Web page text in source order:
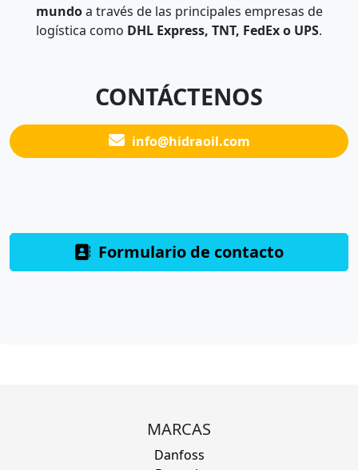
mundoa través de las principales empresas de
logística como DHL Express, TNT, FedEx o UPS.
CONTÁCTENOS
info@hidraoil.com
Formulario de contacto
MARCAS
Danfoss